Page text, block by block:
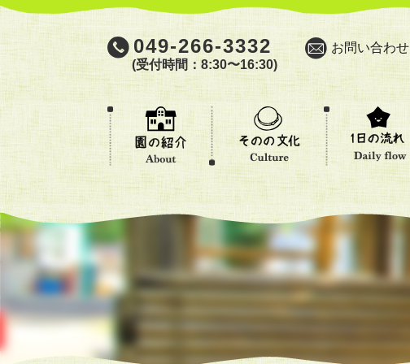
049-266-3332
(受付時間：8:30〜16:30)
お問い合わせ